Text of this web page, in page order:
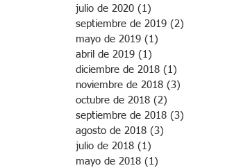
julio de 2020 (1)
septiembre de 2019 (2)
mayo de 2019 (1)
abril de 2019 (1)
diciembre de 2018 (1)
noviembre de 2018 (3)
octubre de 2018 (2)
septiembre de 2018 (3)
agosto de 2018 (3)
julio de 2018 (1)
mayo de 2018 (1)